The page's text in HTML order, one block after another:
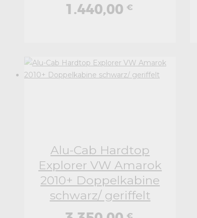
1.440,00 €
Alu-Cab Hardtop
Explorer VW Amarok
2010+ Doppelkabine
schwarz/ geriffelt
€